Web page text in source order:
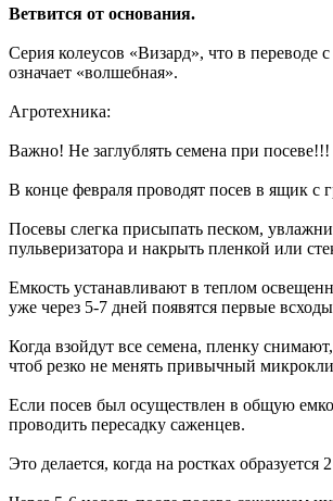
Ветвится от основания.
Серия колеусов «Визард», что в переводе
означает «волшебная».
Агротехника:
Важно! Не заглублять семена при посеве!!!
В конце февраля проводят посев в ящик с
Посевы слегка присыпать песком,
пульверизатора и накрыть пленкой или
Емкость устанавливают в теплом
уже через 5-7 дней появятся первые
Когда взойдут все семена, пленку
чтоб резко не менять привычный
Если посев был осуществлен в общую
проводить пересадку саженцев.
Это делается, когда на ростках образуется